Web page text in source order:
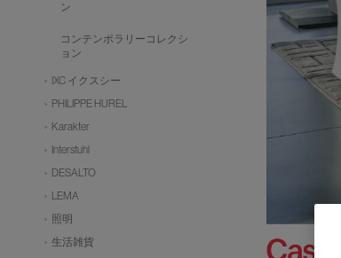
ン
コンテンポラリーコレクシ
ョン
IXC イクスシー
PHILIPPE HUREL
Karakter
Interstuhl
DESALTO
LEMA
照明
生活雑貨